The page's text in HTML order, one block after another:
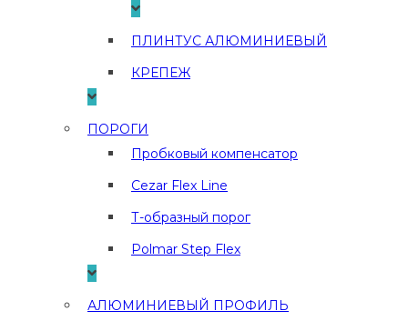
ПЛИНТУС АЛЮМИНИЕВЫЙ
КРЕПЕЖ
ПОРОГИ
Пробковый компенсатор
Cezar Flex Line
Т-образный порог
Polmar Step Flex
АЛЮМИНИЕВЫЙ ПРОФИЛЬ